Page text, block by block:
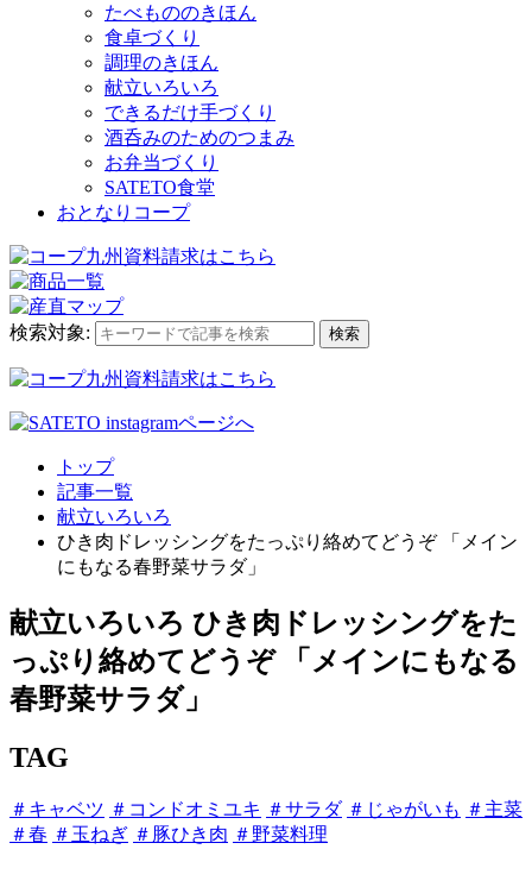
たべもののきほん
食卓づくり
調理のきほん
献立いろいろ
できるだけ手づくり
酒呑みのためのつまみ
お弁当づくり
SATETO食堂
おとなりコープ
検索対象: 検索
トップ
記事一覧
献立いろいろ
ひき肉ドレッシングをたっぷり絡めてどうぞ 「メイン
にもなる春野菜サラダ」
献立いろいろ ひき肉ドレッシングをた
っぷり絡めてどうぞ 「メインにもなる
春野菜サラダ」
TAG
＃キャベツ ＃コンドオミユキ ＃サラダ ＃じゃがいも ＃主菜
＃春 ＃玉ねぎ ＃豚ひき肉 ＃野菜料理